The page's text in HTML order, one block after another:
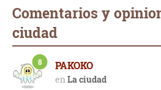
Comentarios y
ciudad
PAKOKO
La ciudad
8